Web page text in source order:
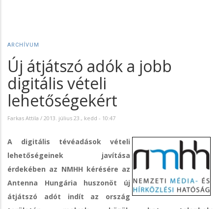
ARCHÍVUM
Új átjátszó adók a jobb
digitális vételi
lehetőségekért
Farkas Attila / 2013. július 23., kedd - 10:47
A digitális tévéadások vételi
lehetőségeinek javítása
érdekében az NMHH kérésére az
Antenna Hungária huszonöt új
átjátszó adót indít az ország